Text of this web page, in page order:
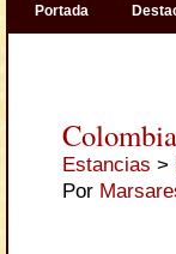
Portada
Estancias >
Por